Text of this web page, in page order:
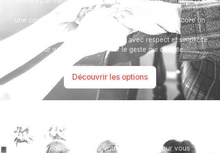
vous ressemble :
une composition florale, une plaque, un arbre, ou encore un
message accompagné d'une photo.
Toutes nos options sont présentées avec respect et simplicité
pour vous aider à marquer le geste qui compte.
Découvrir les options
Notre équipe se tient à votre disposition pour vous